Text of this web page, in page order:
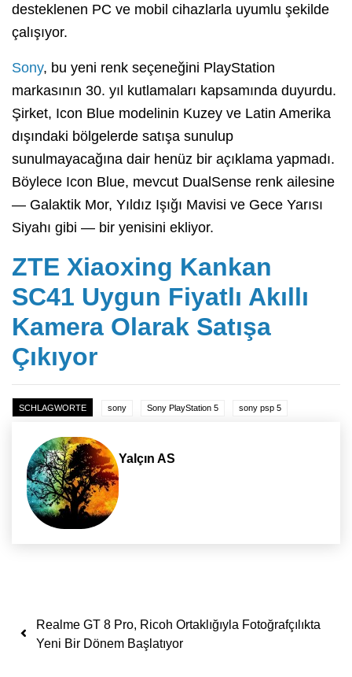
desteklenen PC ve mobil cihazlarla uyumlu şekilde
çalışıyor.
Sony, bu yeni renk seçeneğini PlayStation
markasının 30. yıl kutlamaları kapsamında duyurdu.
Şirket, Icon Blue modelinin Kuzey ve Latin Amerika
dışındaki bölgelerde satışa sunulup
sunulmayacağına dair henüz bir açıklama yapmadı.
Böylece Icon Blue, mevcut DualSense renk ailesine
— Galaktik Mor, Yıldız Işığı Mavisi ve Gece Yarısı
Siyahı gibi — bir yenisini ekliyor.
ZTE Xiaoxing Kankan
SC41 Uygun Fiyatlı Akıllı
Kamera Olarak Satışa
Çıkıyor
SCHLAGWORTE sony Sony PlayStation 5 sony psp 5
Yalçın AS
Yazı dolaşımı
Realme GT 8 Pro, Ricoh Ortaklığıyla Fotoğrafçılıkta
Yeni Bir Dönem Başlatıyor